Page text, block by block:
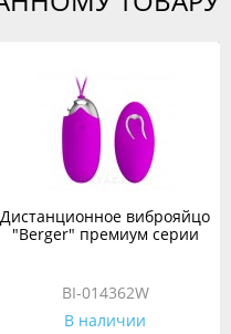
Дистанционное виброяйцо
"Berger" премиум серии
BI-014362W
В наличии